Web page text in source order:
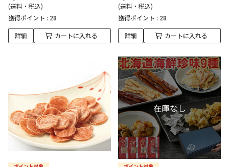
(送料・税込)
獲得ポイント : 28
詳細 カートに入れる
(送料・税込)
獲得ポイント : 28
詳細 カートに入れる